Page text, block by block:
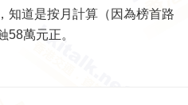
知道是按月計算（因為榜首路
58萬元正。